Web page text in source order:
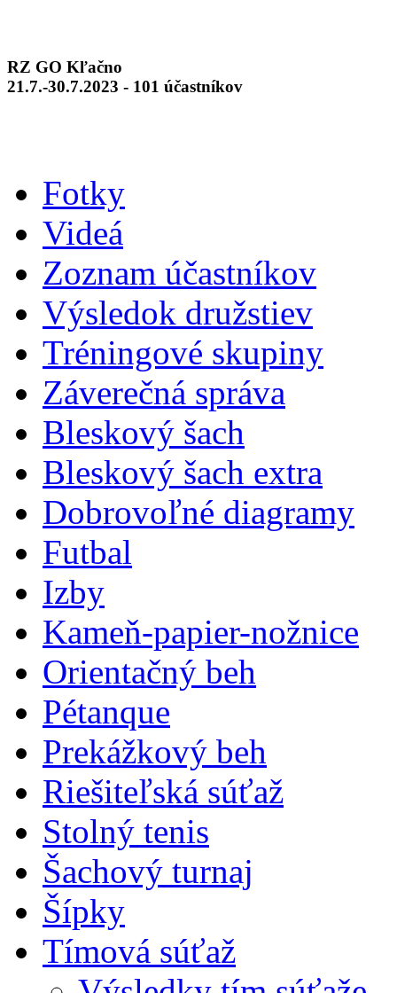
RZ GO Kľačno
21.7.-30.7.2023 - 101 účastníkov
Fotky
Videá
Zoznam účastníkov
Výsledok družstiev
Tréningové skupiny
Záverečná správa
Bleskový šach
Bleskový šach extra
Dobrovoľné diagramy
Futbal
Izby
Kameň-papier-nožnice
Orientačný beh
Pétanque
Prekážkový beh
Riešiteľská súťaž
Stolný tenis
Šachový turnaj
Šípky
Tímová súťaž